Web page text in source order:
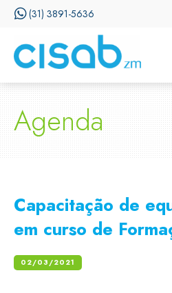
(31) 3891-5636
Agenda
Capacitação de
em curso de
02/03/2021
CISSA
Assistente Virtual do CISAB